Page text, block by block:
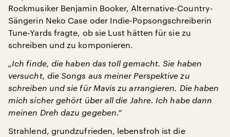
Rockmusiker Benjamin Booker, Alternative-Country-
Sängerin Neko Case oder Indie-Popsongschreiberin
Tune-Yards fragte, ob sie Lust hätten für sie zu
schreiben und zu komponieren.
„Ich finde, die haben das toll gemacht. Sie haben
versucht, die Songs aus meiner Perspektive zu
schreiben und sie für Mavis zu arrangieren. Die haben
mich sicher gehört über all die Jahre. Ich habe dann
meinen Dreh dazu gegeben.“
Strahlend, grundzufrieden, lebensfroh ist die